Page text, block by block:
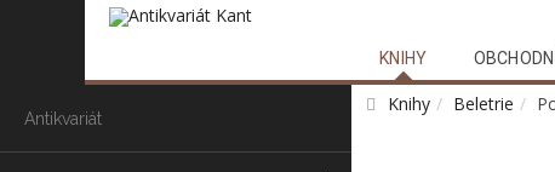
KNIHY
Antikvariát
Knihy Beletrie